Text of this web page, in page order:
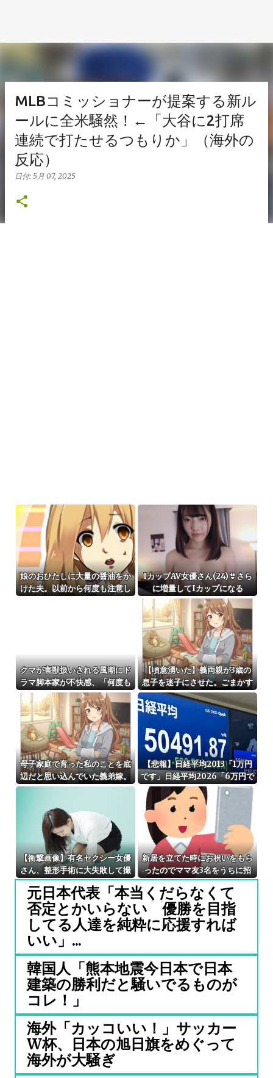
MLBコミッショナーが提案する新ル
ールに全米騒然！←「大谷に2打席
連続で打たせるつもりか」（海外の
反応）
日付: 5月 07, 2025
娘のおひたしに大量の醤油をか
けた夫。以前から何度も注意し
IカップAV女優さん(24)👙さら
に増量してIカップになる
クマが害獣扱いされる風潮にド
ラマ脚本家が不快感、「何度も
クマに会ったことがあるけど全
然怖くなかった」と主張してお
り……
【頃意湧いた】義両親が3歳の
息子を迷子にさせた。ごまかす
つもりでオモチャを買い与えた
挙げ句、義母衝撃の一言「迷子
って言ってもちょっとの時間だ
からねー…
母子家庭で育った私のことを底
辺だと思い込んでいた義弟嫁。
うちが母から援助を受けてると
ようにすべき！」
【悲報】日経平均2013「1万円
です」日経平均2026「6万円で
す」←これは年収も爆上がりし
たんやろなぁｗｗｗｗｗｗｗｗ
ｗｗ
【衝撃画像】有名セクシー女優
さん、整形手術に大失敗して撮
影不能に⇒！！
新居を立てた時にお祝いをもら
ったのでママ友3名をうちに招
待。そのうちのＡさん、うちに
来るなり玄関から奥に向かって
写メ
元日本代表「本当くだらなくて
否定とかいらない 優勝を目指
してる人達を純粋に応援すれば
いい」...
韓国人「熊本地震今日本で日本
建築の勝利だと騒いでるものが
コレ！」
海外「カッコいい！」サッカー
W杯、日本の旭日旗をめぐって
海外が大騒ぎ